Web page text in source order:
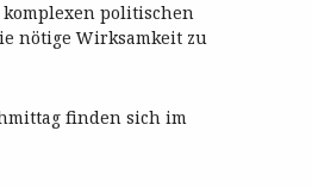
komplexen politischen
nötige Wirksamkeit zu
finden sich im